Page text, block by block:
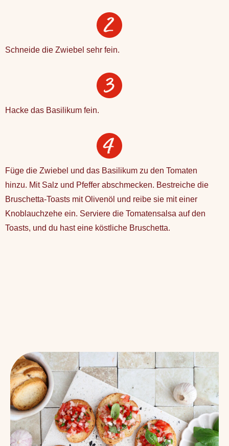
Schneide die Zwiebel sehr fein.
Hacke das Basilikum fein.
Füge die Zwiebel und das Basilikum zu den Tomaten
hinzu. Mit Salz und Pfeffer abschmecken. Bestreiche die
Bruschetta-Toasts mit Olivenöl und reibe sie mit einer
Knoblauchzehe ein. Serviere die Tomatensalsa auf den
Toasts, und du hast eine köstliche Bruschetta.